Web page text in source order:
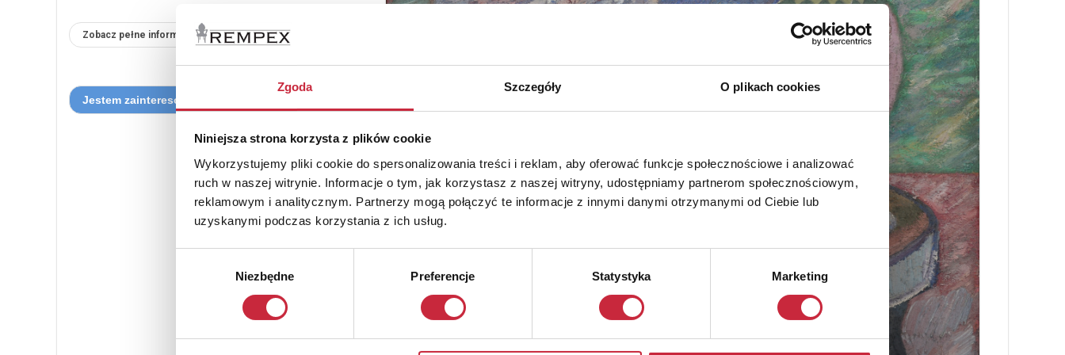
Zgoda Szczegóły O plikach cookies
Niniejsza strona korzysta z plików cookie
Wykorzystujemy pliki cookie do spersonalizowania treści i reklam, aby oferować funkcje społecznościowe i analizować
ruch w naszej witrynie. Informacje o tym, jak korzystasz z naszej witryny, udostępniamy partnerom społecznościowym,
reklamowym i analitycznym. Partnerzy mogą połączyć te informacje z innymi danymi otrzymanymi od Ciebie lub
uzyskanymi podczas korzystania z ich usług.
Niezbędne Preferencje Statystyka Marketing
Zobacz pełne informacje